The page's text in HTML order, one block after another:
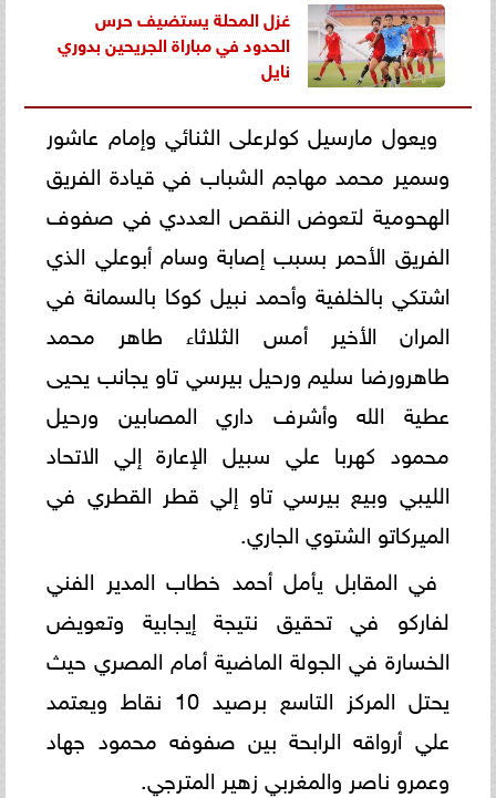
غزل المحلة يستضيف حرس
الحدود في مباراة الجريحين بدوري
نايل
ويعول مارسيل كولرعلى الثنائي وإمام عاشور
وسمير محمد مهاجم الشباب في قيادة الفريق
الهحومية لتعوض النقص العددي في صفوف
الفريق الأحمر بسبب إصابة وسام أبوعلي الذي
اشتكي بالخلفية وأحمد نبيل كوكا بالسمانة في
المران الأخير أمس الثلاثاء طاهر محمد
طاهرورضا سليم ورحيل بيرسي تاو يجانب يحيى
عطية الله وأشرف داري المصابين ورحيل
محمود كهربا علي سبيل الإعارة إلي الاتحاد
الليبي وبيع بيرسي تاو إلي قطر القطري في
الميركاتو الشتوي الجاري.
في المقابل يأمل أحمد خطاب المدير الفني
لفاركو في تحقيق نتيجة إيجابية وتعويض
الخسارة في الجولة الماضية أمام المصري حيث
يحتل المركز التاسع برصيد 10 نقاط ويعتمد
علي أرواقه الرابحة بين صفوفه محمود جهاد
وعمرو ناصر والمغربي زهير المترجي.